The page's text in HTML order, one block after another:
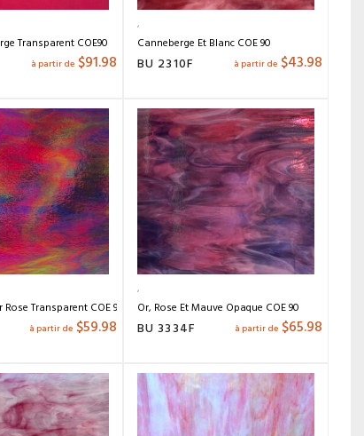
Transparent COE90
à partir de $91.98
Canneberge Et Blanc COE 90
BU 2310F à partir de $43.98
Transparent COE 90
à partir de $59.98
Or, Rose Et Mauve Opaque COE 90
BU 3334F à partir de $65.98